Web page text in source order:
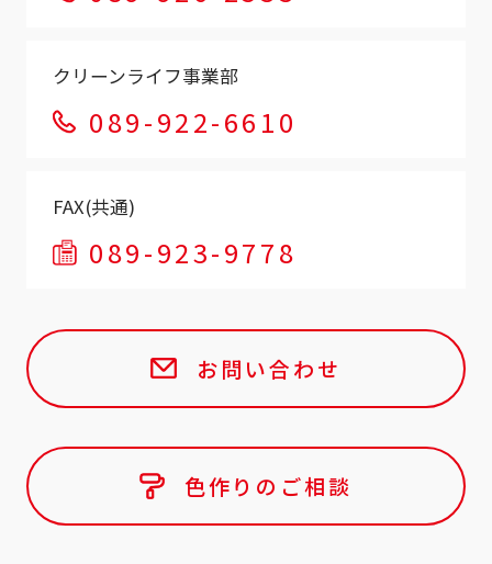
クリーンライフ事業部
089-922-6610
FAX(共通)
089-923-9778
お問い合わせ
色作りのご相談